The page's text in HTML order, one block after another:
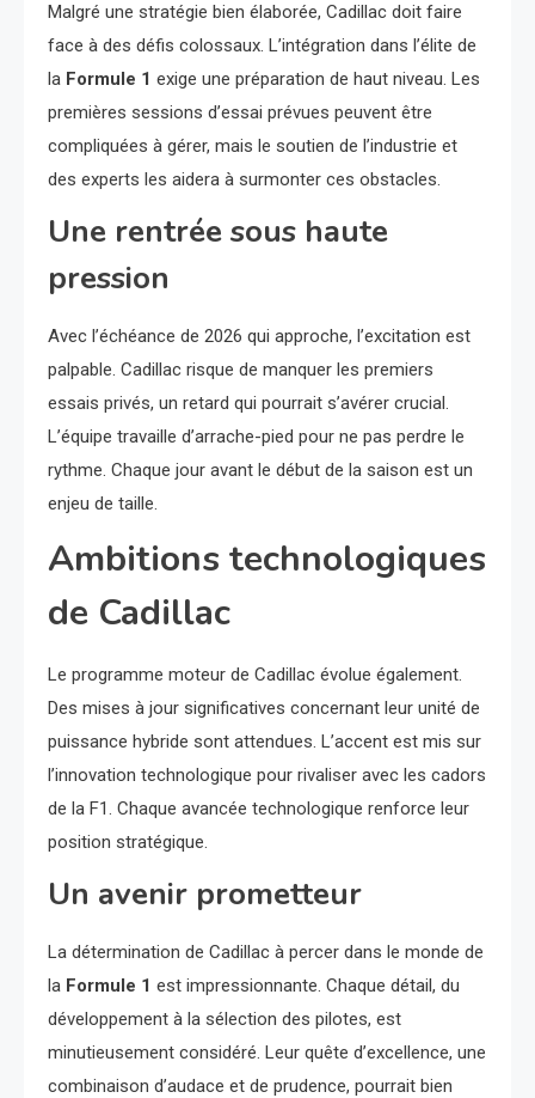
Malgré une stratégie bien élaborée, Cadillac doit faire
face à des défis colossaux. L’intégration dans l’élite de
la Formule 1 exige une préparation de haut niveau. Les
premières sessions d’essai prévues peuvent être
compliquées à gérer, mais le soutien de l’industrie et
des experts les aidera à surmonter ces obstacles.
Une rentrée sous haute
pression
Avec l’échéance de 2026 qui approche, l’excitation est
palpable. Cadillac risque de manquer les premiers
essais privés, un retard qui pourrait s’avérer crucial.
L’équipe travaille d’arrache-pied pour ne pas perdre le
rythme. Chaque jour avant le début de la saison est un
enjeu de taille.
Ambitions technologiques
de Cadillac
Le programme moteur de Cadillac évolue également.
Des mises à jour significatives concernant leur unité de
puissance hybride sont attendues. L’accent est mis sur
l’innovation technologique pour rivaliser avec les cadors
de la F1. Chaque avancée technologique renforce leur
position stratégique.
Un avenir prometteur
La détermination de Cadillac à percer dans le monde de
la Formule 1 est impressionnante. Chaque détail, du
développement à la sélection des pilotes, est
minutieusement considéré. Leur quête d’excellence, une
combinaison d’audace et de prudence, pourrait bien